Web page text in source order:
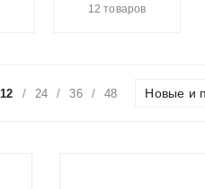
Гладкая, может быть скользкой
12 товаров
12 / 24 / 36 / 48 Новые и